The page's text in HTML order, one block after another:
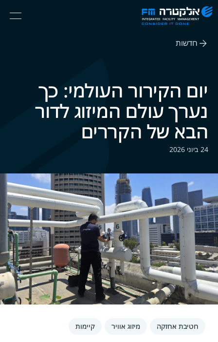
Skip
the
אלקטרה
Menu
חדשות
יום הקירור העולמי: כך
נערך עולם המיזוג לדור
הבא של הקררים
24 ביוני 2026
חטיבת אחזקה מיזוג אוויר קיימות